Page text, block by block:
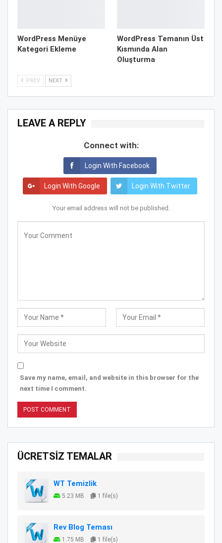
WordPress Menüye
Kategori Ekleme
WordPress Temanın Üst
Kısmında Alan
Oluşturma
PREV NEXT
LEAVE A REPLY
Connect with:
Login With Facebook
Login With Google Login With Twitter
Your email address will not be published.
Save my name, email, and website in this browser for the
next time I comment.
ÜCRETSİZ TEMALAR
WT Temizlik
5.23 MB 1 file(s)
Rev Blog Teması
1.75 MB 1 file(s)